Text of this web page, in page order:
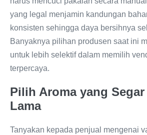
yang legal menjamin kandungan
konsisten sehingga daya bersihnya
Banyaknya pilihan produsen saat ini
untuk lebih selektif dalam memilih
terpercaya.
Pilih Aroma yang Segar
Lama
Tanyakan kepada penjual mengenai